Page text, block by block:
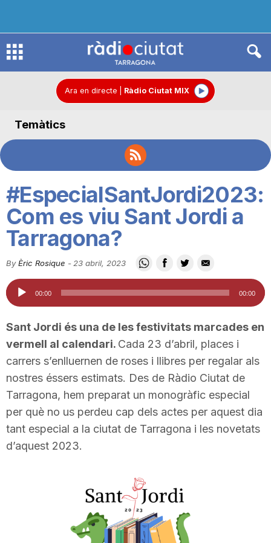
R
d
C
u
t
a
Ara en directe Ràdio Ciutat MIX
Temàtics
#EspecialSantJordi2023:
Com es viu Sant Jordi a
Tarragona?
By Èric Rosique - 23 abril, 2023
Reproductor
d'àudio
00:00 00:00
Sant Jordi és una de les festivitats marcades en
vermell al calendari. Cada 23 d’abril, places i
carrers s’enlluernen de roses i llibres per regalar als
nostres éssers estimats. Des de Ràdio Ciutat de
Tarragona, hem preparat un monogràfic especial
per què no us perdeu cap dels actes per aquest dia
tant especial a la ciutat de Tarragona i les novetats
d’aquest 2023.